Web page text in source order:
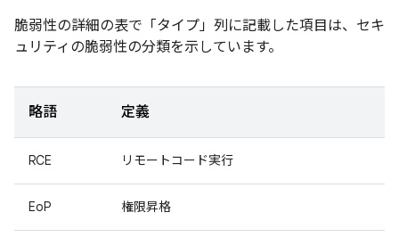
脆弱性の詳細の表で「タイプ」 列に記載した項目は、セキ
ュリティの脆弱性の分類を示しています。
略語 定義
RCE リモートコード実行
EoP 権限昇格